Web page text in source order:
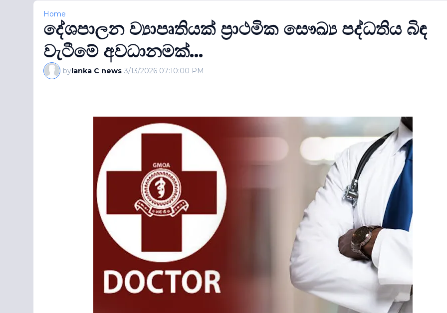
Home
දේශපාලන ව්‍යාපෘතියක් ප්‍රාථමික සෞඛ්‍ය පද්ධතිය බිඳ
වැටීමේ අවධානමක්...
bylanka C news-3/13/2026 07:10:00 PM